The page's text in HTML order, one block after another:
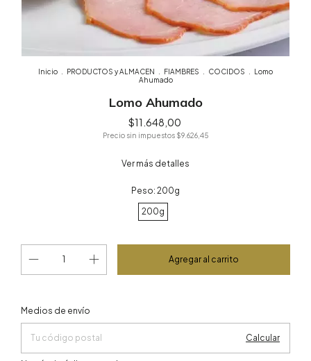
Inicio PRODUCTOS y ALMACEN FIAMBRES COCIDOS
Lomo
Ahumado
Lomo Ahumado
$11.648,00
Precio sin impuestos $9.626,45
Ver más detalles
Peso: 200g
200g
Entregas para el CP:
Medios de envío
Calcular